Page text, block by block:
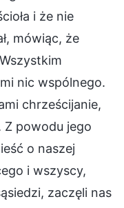
i że nie
mówiąc, że
nic wspólnego.
chrześcijanie,
Z powodu jego
o naszej
i wszyscy,
zaczęli nas